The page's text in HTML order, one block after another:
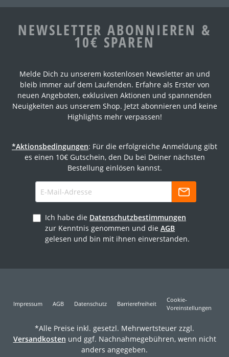
NEWSLETTER ABONNIEREN &
10€ SPAREN
Melde Dich zu unserem kostenlosen Newsletter an und
bleib immer auf dem Laufenden. Erfahre als Erster von
neuen Angeboten, exklusiven Aktionen und spannenden
Neuigkeiten aus unserem Shop. Jetzt abonnieren und keine
Highlights mehr verpassen!
*Aktionsbedingungen: Für die erfolgreiche Anmeldung gibt
es einen 10€ Gutschein, den Du bei Deiner nächsten
Bestellung einlösen kannst.
Ich habe die Datenschutzbestimmungen
zur Kenntnis genommen und die AGB
gelesen und bin mit ihnen einverstanden.
Impressum AGB Datenschutz Barrierefreiheit
Cookie-
Voreinstellungen
*Alle Preise inkl. gesetzl. Mehrwertsteuer zzgl.
Versandkosten und ggf. Nachnahmegebühren, wenn nicht
anders angegeben.